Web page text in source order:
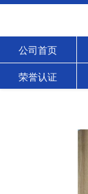
公司首页
荣誉认证